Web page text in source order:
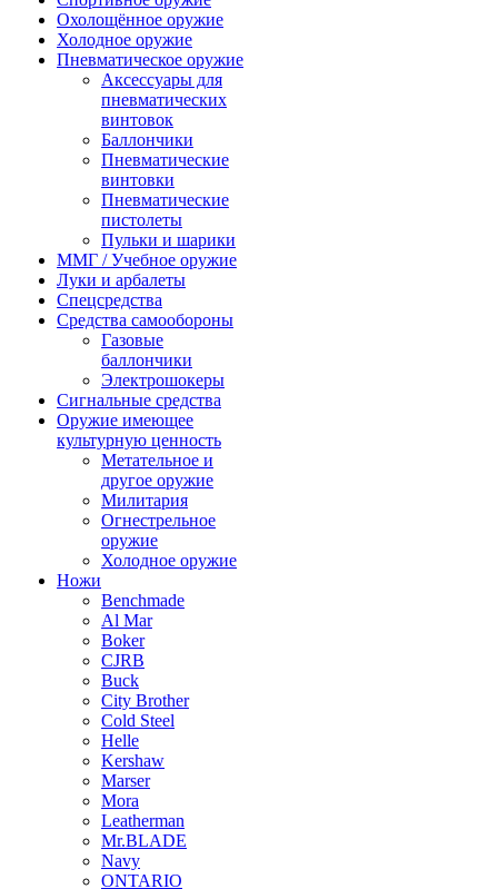
Охолощённое оружие
Холодное оружие
Пневматическое оружие
Аксессуары для
пневматических
винтовок
Баллончики
Пневматические
винтовки
Пневматические
пистолеты
Пульки и шарики
ММГ / Учебное оружие
Луки и арбалеты
Спецсредства
Средства самообороны
Газовые
баллончики
Электрошокеры
Сигнальные средства
Оружие имеющее
культурную ценность
Метательное и
другое оружие
Милитария
Огнестрельное
оружие
Холодное оружие
Ножи
Benchmade
Al Mar
Boker
CJRB
Buck
City Brother
Cold Steel
Helle
Kershaw
Marser
Mora
Leatherman
Mr.BLADE
Navy
ONTARIO